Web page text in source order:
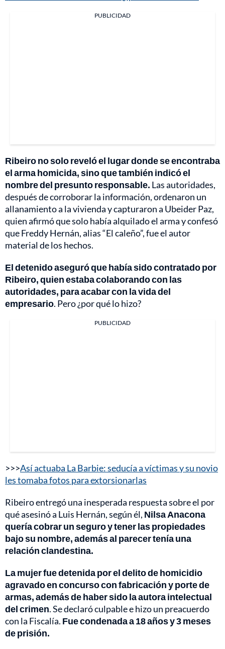
PUBLICIDAD
Ribeiro no solo reveló el lugar donde se encontraba
el arma homicida, sino que también indicó el
nombre del presunto responsable. Las autoridades,
después de corroborar la información, ordenaron un
allanamiento a la vivienda y capturaron a Ubeider Paz,
quien afirmó que solo había alquilado el arma y confesó
que Freddy Hernán, alias “El caleño”, fue el autor
material de los hechos.
El detenido aseguró que había sido contratado por
Ribeiro, quien estaba colaborando con las
autoridades, para acabar con la vida del
empresario. Pero ¿por qué lo hizo?
PUBLICIDAD
>>>Así actuaba La Barbie: seducía a víctimas y su novio
les tomaba fotos para extorsionarlas
Ribeiro entregó una inesperada respuesta sobre el por
qué asesinó a Luis Hernán, según él, Nilsa Anacona
quería cobrar un seguro y tener las propiedades
bajo su nombre, además al parecer tenía una
relación clandestina.
La mujer fue detenida por el delito de homicidio
agravado en concurso con fabricación y porte de
armas, además de haber sido la autora intelectual
del crimen. Se declaró culpable e hizo un preacuerdo
con la Fiscalía. Fue condenada a 18 años y 3 meses
de prisión.